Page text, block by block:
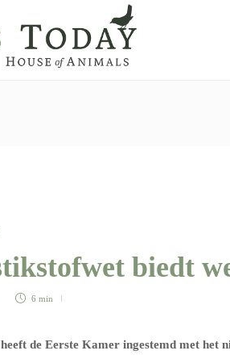
biedt
6 min
de Eerste Kamer ingestemd met het